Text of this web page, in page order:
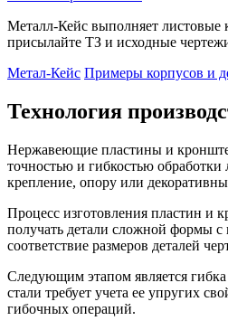
Металл-Кейс выполняет листовые
присылайте ТЗ и исходные
Метал-Кейс Примеры корпусов и
Технология
Нержавеющие пластины и
точностью и гибкостью обработки
крепление, опору или
Процесс изготовления пластин и
получать детали сложной формы с
соответствие размеров деталей
Следующим этапом является
стали требует учета ее упругих
гибочных операций.